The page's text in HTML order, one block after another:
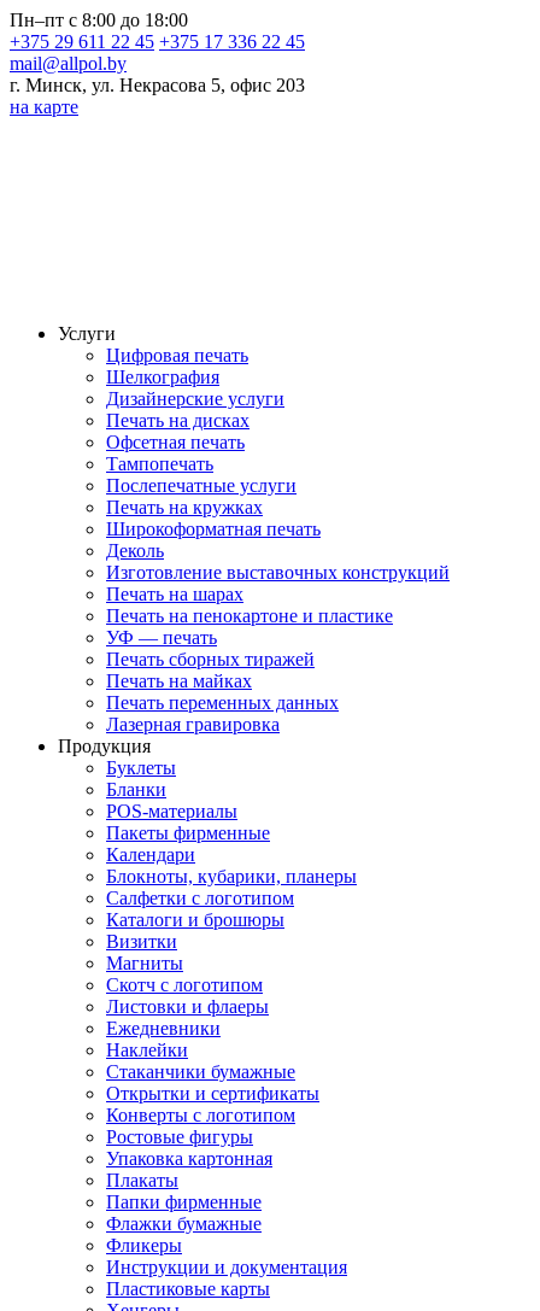
Пн–пт с 8:00 до 18:00
+375 29 611 22 45 +375 17 336 22 45
mail@allpol.by
г. Минск, ул. Некрасова 5, офис 203
на карте
Услуги
Цифровая печать
Шелкография
Дизайнерские услуги
Печать на дисках
Офсетная печать
Тампопечать
Послепечатные услуги
Печать на кружках
Широкоформатная печать
Деколь
Изготовление выставочных конструкций
Печать на шарах
Печать на пенокартоне и пластике
УФ — печать
Печать сборных тиражей
Печать на майках
Печать переменных данных
Лазерная гравировка
Продукция
Буклеты
Бланки
POS-материалы
Пакеты фирменные
Календари
Блокноты, кубарики, планеры
Салфетки с логотипом
Каталоги и брошюры
Визитки
Магниты
Скотч с логотипом
Листовки и флаеры
Ежедневники
Наклейки
Стаканчики бумажные
Открытки и сертификаты
Конверты с логотипом
Ростовые фигуры
Упаковка картонная
Плакаты
Папки фирменные
Флажки бумажные
Фликеры
Инструкции и документация
Пластиковые карты